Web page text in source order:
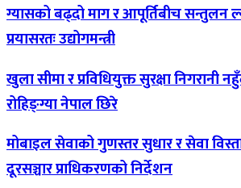
ग्यासकोबढ्दो माग र आपूर्तिबीच सन्तुलन
प्रयासरतः उद्योगमन्त्री
खुलासीमा र प्रविधियुक्त सुरक्षा निगरानी
रोहिङ्ग्या नेपाल छिरे
मोबाइलसेवाको गुणस्तर सुधार र सेवा
दूरसञ्चार प्राधिकरणको निर्देशन